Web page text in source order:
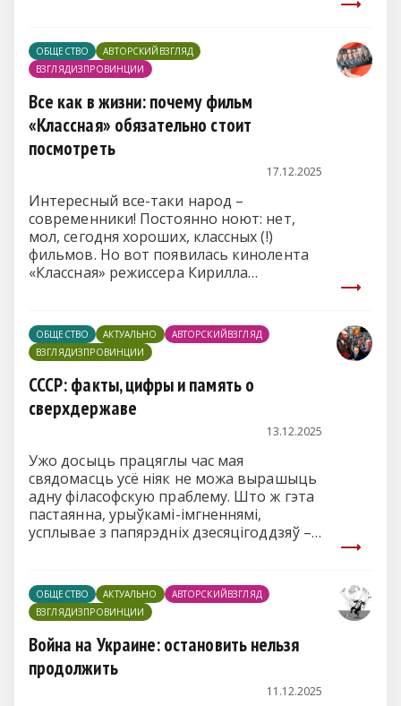
ОБЩЕСТВО
АВТОРСКИЙВЗГЛЯД
ВЗГЛЯДИЗПРОВИНЦИИ
Все как в жизни: почему фильм
«Классная» обязательно стоит
посмотреть
17.12.2025
Интересный все-таки народ –
современники! Постоянно ноют: нет,
мол, сегодня хороших, классных (!)
фильмов. Но вот появилась кинолента
«Классная» режиссера Кирилла
спешат в кинотеатры.
ОБЩЕСТВО АКТУАЛЬНО
АВТОРСКИЙВЗГЛЯД
ВЗГЛЯДИЗПРОВИНЦИИ
СССР: факты, цифры и память о
сверхдержаве
13.12.2025
Ужо досыць працяглы час мая
свядомасць усё ніяк не можа вырашыць
адну філасофскую праблему. Што ж гэта
пастаянна, урыўкамі-імгненнямі,
усплывае з папярэдніх дзесяцігоддзяў –
страчаным, адабраная казка салодкага
маленства, якое назад ужо ніколі не
вернецца, незабыўнае юнацтва з
першымі сур’ёзнымі пачуццямі, якія,
здавалася, што на ўсё жыццё?.. І сэрца
працягвае настойліва ныць, душа
балець, а памяць вяртацца назад!
ОБЩЕСТВО АКТУАЛЬНО
АВТОРСКИЙВЗГЛЯД
ВЗГЛЯДИЗПРОВИНЦИИ
Война на Украине: остановить нельзя
продолжить
11.12.2025